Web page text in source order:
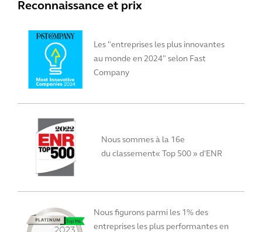
Reconnaissance et prix
Les "entreprises les plus innovantes
au monde en 2024" selon Fast
Company
Nous sommes à la 16e
du classement« Top 500 » d'ENR
Nous figurons parmi les 1% des
entreprises les plus performantes en